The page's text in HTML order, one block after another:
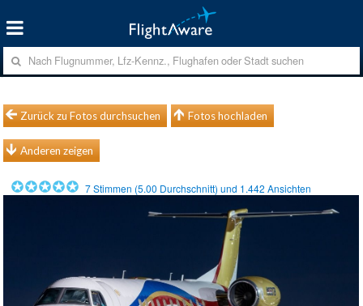
Zurück zu Fotos durchsuchen Fotos hochladen
Anderen zeigen
7Stimmen (5.00 Durchschnitt) und 1.442 Ansichten